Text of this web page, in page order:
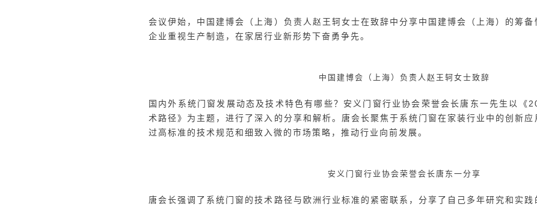
会议伊始，中国建博会（上海）负责人赵王轲女士在致辞中分享中国建博会（上海）的筹
企业重视生产制造，在家居行业新形势下奋勇争先。